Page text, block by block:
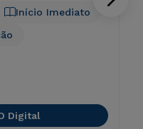
Início Imediato
Digital